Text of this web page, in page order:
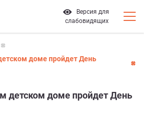
Версия для
слабовидящих
доме пройдет День
детском доме пройдет День